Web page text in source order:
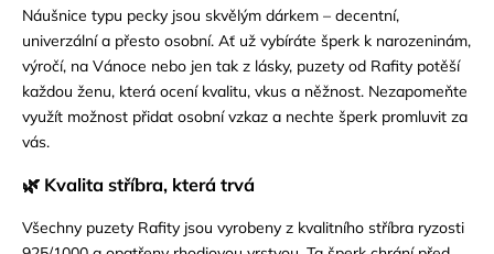
Náušnice typu pecky jsou skvělým dárkem – decentní,
univerzální a přesto osobní. Ať už vybíráte šperk k narozeninám,
výročí, na Vánoce nebo jen tak z lásky, puzety od Rafity potěší
každou ženu, která ocení kvalitu, vkus a něžnost. Nezapomeňte
využít možnost přidat osobní vzkaz a nechte šperk promluvit za
vás.
🌿 Kvalita stříbra, která trvá
Všechny puzety Rafity jsou vyrobeny z kvalitního stříbra ryzosti